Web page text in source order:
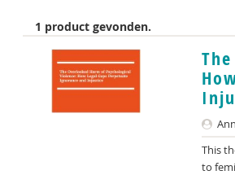
1 product gevonden.
This
to